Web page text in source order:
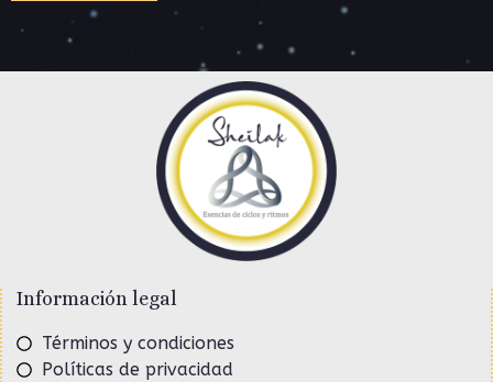
Información legal
Términos y condiciones
Políticas de privacidad